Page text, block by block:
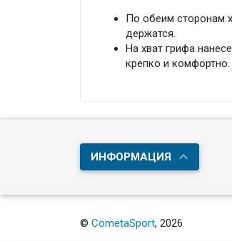
По обеим сторонам
держатся.
На хват грифа
крепко и комфортно.
ИНФОРМАЦИЯ
©CometaSport, 2026